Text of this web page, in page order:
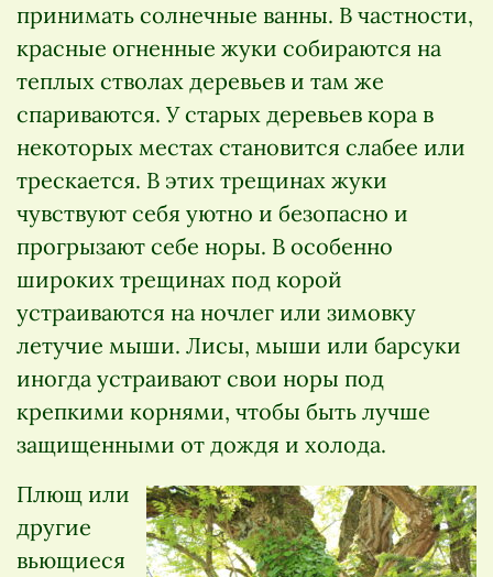
принимать солнечные ванны. В частности,
красные огненные жуки собираются на
теплых стволах деревьев и там же
спариваются. У старых деревьев кора в
некоторых местах становится слабее или
трескается. В этих трещинах жуки
чувствуют себя уютно и безопасно и
прогрызают себе норы. В особенно
широких трещинах под корой
устраиваются на ночлег или зимовку
летучие мыши. Лисы, мыши или барсуки
иногда устраивают свои норы под
крепкими корнями, чтобы быть лучше
защищенными от дождя и холода.
Плющ или
другие
вьющиеся